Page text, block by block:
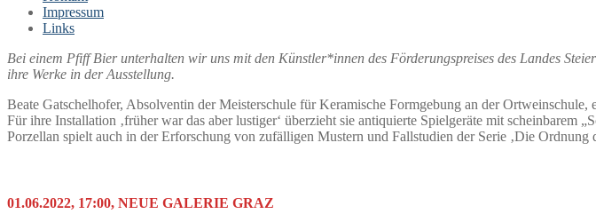
Impressum
Links
Bei einem Pfiff Bier unterhalten wir uns mit den Künstler*innen des Förderungspreises des Landes
ihre Werke in der Ausstellung.
Beate Gatschelhofer, Absolventin der Meisterschule für Keramische Formgebung an der
Für ihre Installation ‚früher war das aber lustiger‘ überzieht sie antiquierte Spielgeräte mit scheinbarem
Porzellan spielt auch in der Erforschung von zufälligen Mustern und Fallstudien der Serie ‚Die Ordnung
01.06.2022, 17:00, NEUE GALERIE GRAZ